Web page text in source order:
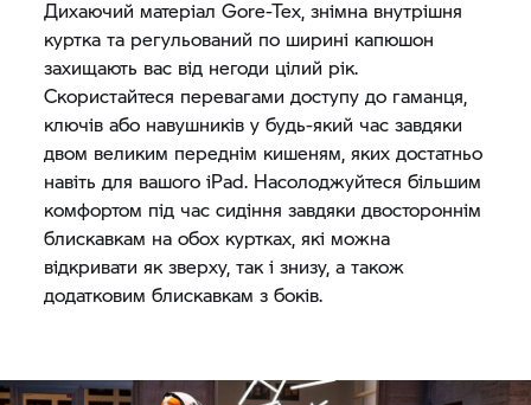
Дихаючий матеріал Gore-Tex, знімна внутрішня
куртка та регульований по ширині капюшон
захищають вас від негоди цілий рік.
Скористайтеся перевагами доступу до гаманця,
ключів або навушників у будь-який час завдяки
двом великим переднім кишеням, яких достатньо
навіть для вашого iPad. Насолоджуйтеся більшим
комфортом під час сидіння завдяки двостороннім
блискавкам на обох куртках, які можна
відкривати як зверху, так і знизу, а також
додатковим блискавкам з боків.